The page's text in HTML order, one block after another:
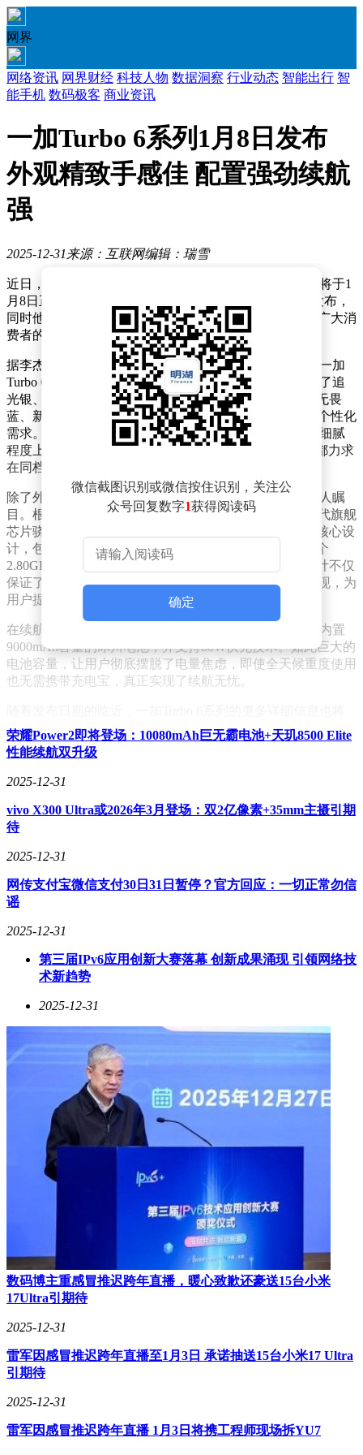
网界
网络资讯 网界财经 科技人物 数据洞察 行业动态 智能出行 智
能手机 数码极客 商业资讯
一加Turbo 6系列1月8日发布
外观精致手感佳 配置强劲续航
强
2025-12-31 来源：互联网编辑：瑞雪
近日，一加官方正式宣布，备受期待的一加Turbo 6系列将于1
月8日正式亮相。这一消息由一加中国区总裁李杰亲自发布，
同时他还透露了新机在外观设计上的诸多细节，引发了广大消
费者的热烈讨论。
据李杰介绍，一加Turbo 6系列将包含两款机型，分别是一加
Turbo 6和一加Turbo 6V。在配色方面，一加Turbo 6提供了追
光银、旷野绿和独行黑三种选择，而一加Turbo 6V则有无畏
蓝、新星白和独行黑三种配色方案，满足了不同用户的个性化
需求。李杰特别强调，一加Turbo 6系列在外观精致度和细腻
程度上都达到了旗舰水平，无论是R角还是Deco设计，都力求
在同档产品中做到极致，真机效果将更加惊艳。
除了外观设计，一加Turbo 6系列在硬件配置上也同样令人瞩
目。根据此前曝光的消息，该系列预计将搭载高通下一代旗舰
芯片骁龙8s Gen4。这款芯片采用了独特的“1+3+2+2”八核心设
计，包括1个3.21GHz的超大核、3个3.01GHz的大核、2个
2.80GHz的中核以及2个2.02GHz的能效核心。这样的设计不仅
保证了出色的多线程调度能力，还带来了卓越的能效表现，为
用户提供了更加流畅的使用体验。
在续航方面，一加Turbo 6系列同样表现出色。该系列将内置
9000mAh容量的冰川电池，并支持80W快充技术。如此巨大的
电池容量，让用户彻底摆脱了电量焦虑，即使全天候重度使用
也无需携带充电宝，真正实现了续航无忧。
逐渐揭晓。对于广大消费者来说，这无疑是一款值得期待的新
品。无论是外观设计、硬件配置还是续航表现，一加Turbo 6
系列都展现出了强大的竞争力。让我们共同期待1月8日的到
来，见证一加Turbo 6系列的正式发布。
微信截图识别或微信按住识别，关注公
众号回复数字1获得阅读码
确定
荣耀Power2即将登场：10080mAh巨无霸电池+天玑8500 Elite
性能续航双升级
2025-12-31
vivo X300 Ultra或2026年3月登场：双2亿像素+35mm主摄引期
待
2025-12-31
网传支付宝微信支付30日31日暂停？官方回应：一切正常勿信
谣
2025-12-31
第三届IPv6应用创新大赛落幕 创新成果涌现 引领网络技
术新趋势
2025-12-31
数码博主重感冒推迟跨年直播，暖心致歉还豪送15台小米
17Ultra引期待
2025-12-31
雷军因感冒推迟跨年直播至1月3日 承诺抽送15台小米17 Ultra
引期待
2025-12-31
雷军因感冒推迟跨年直播 1月3日将携工程师现场拆YU7